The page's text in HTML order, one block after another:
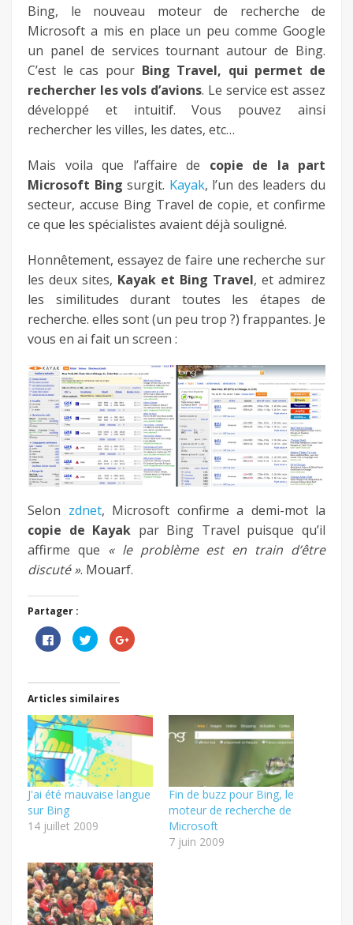
keeg
Bing, le nouveau moteur de recherche de
Microsoft a mis en place un peu comme Google
un panel de services tournant autour de Bing.
C’est le cas pour Bing Travel, qui permet de
rechercher les vols d’avions. Le service est assez
développé et intuitif. Vous pouvez ainsi
rechercher les villes, les dates, etc…
Mais voila que l’affaire de copie de la part
Microsoft Bing surgit. Kayak, l’un des leaders du
secteur, accuse Bing Travel de copie, et confirme
ce que les spécialistes avaient déjà souligné.
Honnêtement, essayez de faire une recherche sur
les deux sites, Kayak et Bing Travel, et admirez
les similitudes durant toutes les étapes de
recherche. elles sont (un peu trop ?) frappantes. Je
vous en ai fait un screen :
Selon zdnet, Microsoft confirme a demi-mot la
copie de Kayak par Bing Travel puisque qu’il
affirme que « le problème est en train d’être
discuté ». Mouarf.
Partager :
Cliquez
pour
partager
dans
nouvelle
fenêtre)
Cliquez
pour
partager
dans
une
nouvelle
fenêtre)
Cliquez
pour
nouvelle
fenêtre)
Articles similaires
J'ai été mauvaise langue
sur Bing
14 juillet 2009
Fin de buzz pour Bing, le
moteur de recherche de
Microsoft
7 juin 2009